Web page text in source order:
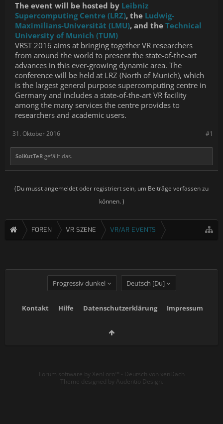
The event will be hosted by Leibniz
Supercomputing Centre (LRZ), the Ludwig-
Maximilians-Universität (LMU), and the Technical
University of Munich (TUM)
VRST 2016 aims at bringing together VR researchers
from around the world to present the state-of-the-art
advances in this ever-growing dynamic area. The
conference will be held at LRZ (North of Munich), which
is the largest general purpose supercomputing centre in
Germany and includes a state-of-the-art VR facility
among the many services the centre provides to
researchers and academic users.
#1
31. Oktober 2016
SolKutTeR gefällt das.
(Du musst angemeldet oder registriert sein, um Beiträge verfassen zu
können. )
FOREN VR SZENE VR/AR EVENTS
Progressiv dunkel Deutsch [Du]
Kontakt Hilfe Datenschutzerklärung Impressum
Forum software by XenForo™ - Deutsch von xenDach
Theme designed by Audentio Design.